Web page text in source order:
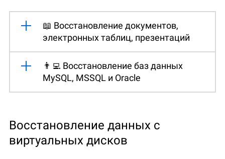
📖 Восстановление документов,
электронных таблиц, презентаций
👨‍💻 Восстановление баз данных
MySQL, MSSQL и Oracle
Восстановление данных с
виртуальных дисков